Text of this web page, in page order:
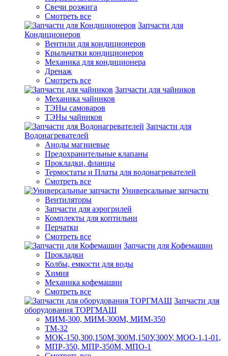
Свечи розжига
Смотреть все
Запчасти для
Кондиционеров
Вентили для кондиционеров
Крыльчатки кондиционеров
Механика для кондиционера
Дренаж
Смотреть все
Запчасти для чайников
Механика чайников
ТЭНы самоваров
ТЭНы чайников
Запчасти для
Водонагревателей
Аноды магниевые
Предохранительные клапаны
Прокладки, фланцы
Термостаты и Платы для водонагревателей
Смотреть все
Универсальные запчасти
Вентиляторы
Запчасти для аэрогрилей
Комплекты для коптильни
Перчатки
Смотреть все
Запчасти для Кофемашин
Прокладки
Колбы, емкости для воды
Химия
Механика кофемашин
Смотреть все
Запчасти для
оборудования ТОРГМАШ
МИМ-300, МИМ-300М, МИМ-350
ТМ-32
МОК-150,300,150М,300М,150У,300У, МОО-1,1-01,
МПР-350, МПР-350М, МПО-1